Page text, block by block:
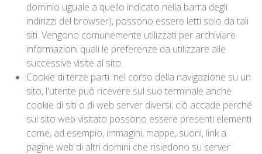
dominio uguale a quello indicato nella barra degli
indirizzi del browser), possono essere letti solo da tali
siti. Vengono comunemente utilizzati per archiviare
informazioni quali le preferenze da utilizzare alle
successive visite al sito.
Cookie di terze parti: nel corso della navigazione su un
sito, l'utente può ricevere sul suo terminale anche
cookie di siti o di web server diversi; ciò accade perché
sul sito web visitato possono essere presenti elementi
come, ad esempio, immagini, mappe, suoni, link a
pagine web di altri domini che risiedono su server